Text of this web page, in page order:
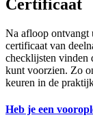
Certificaat
Na afloop ontvangt
certificaat van
checklijsten vinden
kunt voorzien. Zo
keuren in de
Heb je een